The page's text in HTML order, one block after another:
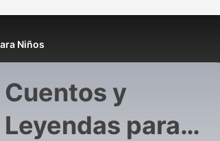
Niños
Cuentos y
Leyendas para